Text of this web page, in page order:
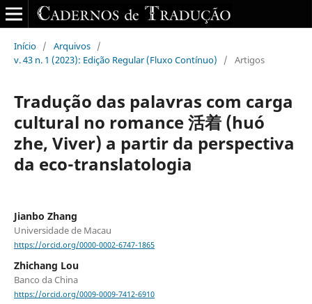
Início / Arquivos /
v. 43 n. 1 (2023): Edição Regular (Fluxo Contínuo)
/ Artigos
Tradução das palavras com carga
cultural no romance 活着 (huó
zhe, Viver) a partir da perspectiva
da eco-translatologia
Jianbo Zhang
Universidade de Macau
https://orcid.org/0000-0002-6747-1865
Zhichang Lou
Banco da China
https://orcid.org/0009-0009-7412-6910